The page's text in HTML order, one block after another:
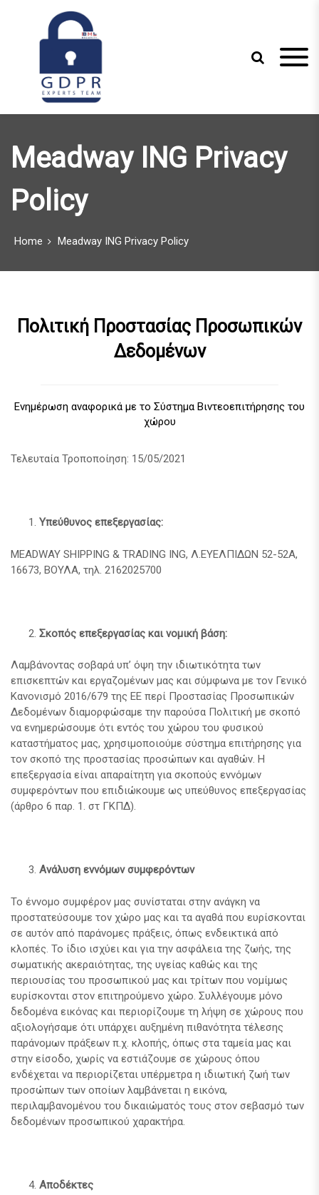
o GDPR Experts
Team
Meadway ING Privacy
Policy
Home Meadway ING Privacy Policy
Πολιτική Προστασίας Προσωπικών
Δεδομένων
Ενημέρωση αναφορικά με το Σύστημα Βιντεοεπιτήρησης του
χώρου
Τελευταία Τροποποίηση: 15/05/2021
Υπεύθυνος επεξεργασίας:
MEADWAY SHIPPING & TRADING ING, Λ.ΕΥΕΛΠΙΔΩΝ 52-52Α,
16673, ΒΟΥΛΑ, τηλ. 2162025700
Σκοπός επεξεργασίας και νομική βάση:
Λαμβάνοντας σοβαρά υπ’ όψη την ιδιωτικότητα των
επισκεπτών και εργαζομένων μας και σύμφωνα με τον Γενικό
Κανονισμό 2016/679 της ΕΕ περί Προστασίας Προσωπικών
Δεδομένων διαμορφώσαμε την παρούσα Πολιτική με σκοπό
να ενημερώσουμε ότι εντός του χώρου του φυσικού
καταστήματος μας, χρησιμοποιούμε σύστημα επιτήρησης για
τον σκοπό της προστασίας προσώπων και αγαθών. Η
επεξεργασία είναι απαραίτητη για σκοπούς εννόμων
συμφερόντων που επιδιώκουμε ως υπεύθυνος επεξεργασίας
(άρθρο 6 παρ. 1. στ ΓΚΠΔ).
Ανάλυση εννόμων συμφερόντων
Το έννομο συμφέρον μας συνίσταται στην ανάγκη να
προστατεύσουμε τον χώρο μας και τα αγαθά που ευρίσκονται
σε αυτόν από παράνομες πράξεις, όπως ενδεικτικά από
κλοπές. Το ίδιο ισχύει και για την ασφάλεια της ζωής, της
σωματικής ακεραιότητας, της υγείας καθώς και της
περιουσίας του προσωπικού μας και τρίτων που νομίμως
ευρίσκονται στον επιτηρούμενο χώρο. Συλλέγουμε μόνο
δεδομένα εικόνας και περιορίζουμε τη λήψη σε χώρους που
αξιολογήσαμε ότι υπάρχει αυξημένη πιθανότητα τέλεσης
παράνομων πράξεων π.χ. κλοπής, όπως στα ταμεία μας και
στην είσοδο, χωρίς να εστιάζουμε σε χώρους όπου
ενδέχεται να περιορίζεται υπέρμετρα η ιδιωτική ζωή των
προσώπων των οποίων λαμβάνεται η εικόνα,
περιλαμβανομένου του δικαιώματός τους στον σεβασμό των
δεδομένων προσωπικού χαρακτήρα.
Αποδέκτες